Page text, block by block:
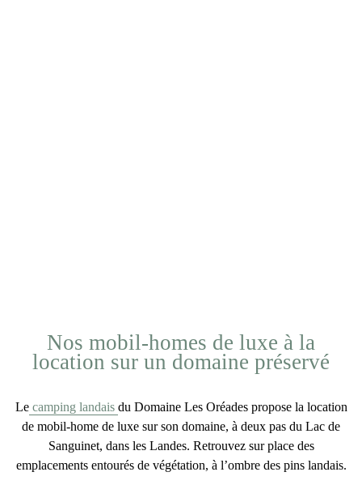
Nos mobil-homes de luxe à la
location sur un domaine préservé
Lecamping landais du Domaine Les Oréades propose la location
de mobil-home de luxe sur son domaine, à deux pas du Lac de
Sanguinet, dans les Landes. Retrouvez sur place des
emplacements entourés de végétation, à l’ombre des pins landais.